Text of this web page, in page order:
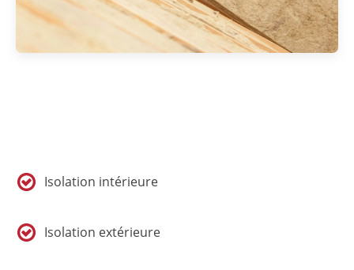
Isolation intérieure
Isolation extérieure